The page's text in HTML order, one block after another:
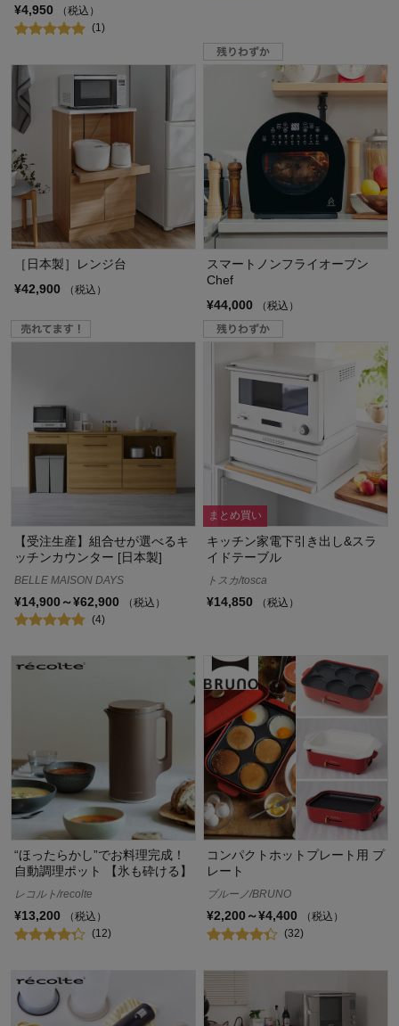
¥4,950
（税込）
(1)
［日本製］レンジ台
¥42,900
（税込）
スマートノンフライオーブン
Chef
¥44,000
（税込）
【受注生産】組合せが選べるキ
ッチンカウンター [日本製]
BELLE MAISON DAYS
¥14,900～¥62,900
（税込）
(4)
まとめ買い
キッチン家電下引き出し&スラ
イドテーブル
トスカ/tosca
¥14,850 （税込）
“ほったらかし”でお料理完成！
自動調理ポット 【氷も砕ける】
レコルト/recolte
¥13,200
（税込）
(12)
コンパクトホットプレート用 プ
レート
ブルーノ/BRUNO
¥2,200～¥4,400
（税込）
(32)